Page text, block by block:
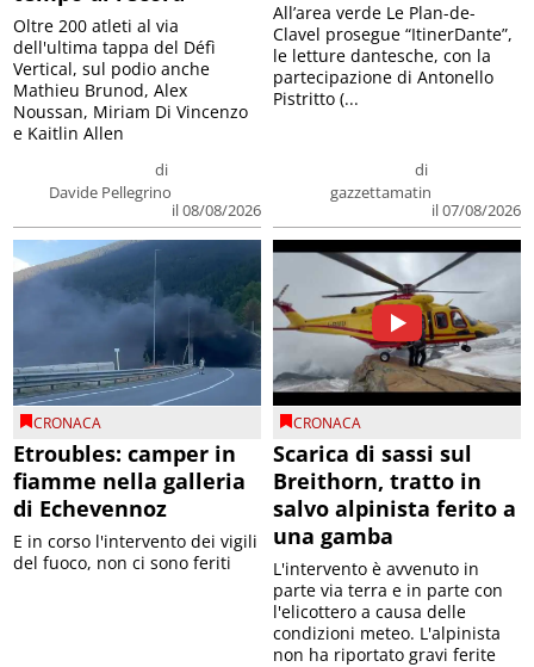
di
Davide Pellegrino
il 08/08/2026
Oltre 200 atleti al via
dell'ultima tappa del Défì
Vertical, sul podio anche
Mathieu Brunod, Alex
Noussan, Miriam Di Vincenzo
e Kaitlin Allen
di
gazzettamatin
il 07/08/2026
All’area verde Le Plan-de-
Clavel prosegue “ItinerDante”,
le letture dantesche, con la
partecipazione di Antonello
Pistritto (...
CRONACA
Etroubles: camper in
fiamme nella galleria
di Echevennoz
E in corso l'intervento dei vigili
del fuoco, non ci sono feriti
CRONACA
Scarica di sassi sul
Breithorn, tratto in
salvo alpinista ferito a
una gamba
L'intervento è avvenuto in
parte via terra e in parte con
l'elicottero a causa delle
condizioni meteo. L'alpinista
non ha riportato gravi ferite